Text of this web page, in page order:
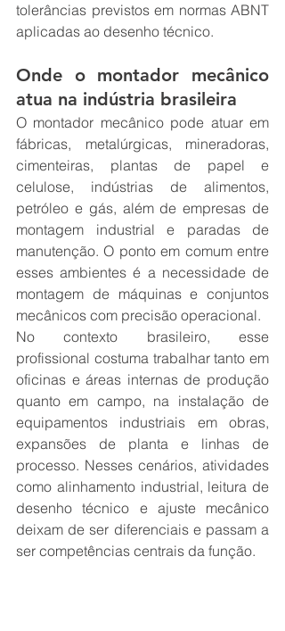
tolerâncias previstos em normas ABNT
aplicadas ao desenho técnico.
Onde o montador mecânico
atua na indústria brasileira
O montador mecânico pode atuar em
fábricas, metalúrgicas, mineradoras,
cimenteiras, plantas de papel e
celulose, indústrias de alimentos,
petróleo e gás, além de empresas de
montagem industrial e paradas de
manutenção. O ponto em comum entre
esses ambientes é a necessidade de
montagem de máquinas e conjuntos
mecânicos com precisão operacional.
No contexto brasileiro, esse
profissional costuma trabalhar tanto em
oficinas e áreas internas de produção
quanto em campo, na instalação de
equipamentos industriais em obras,
expansões de planta e linhas de
processo. Nesses cenários, atividades
como alinhamento industrial, leitura de
desenho técnico e ajuste mecânico
deixam de ser diferenciais e passam a
ser competências centrais da função.